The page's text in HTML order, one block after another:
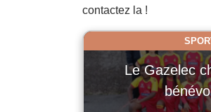
contactez la !
Le Gazelec